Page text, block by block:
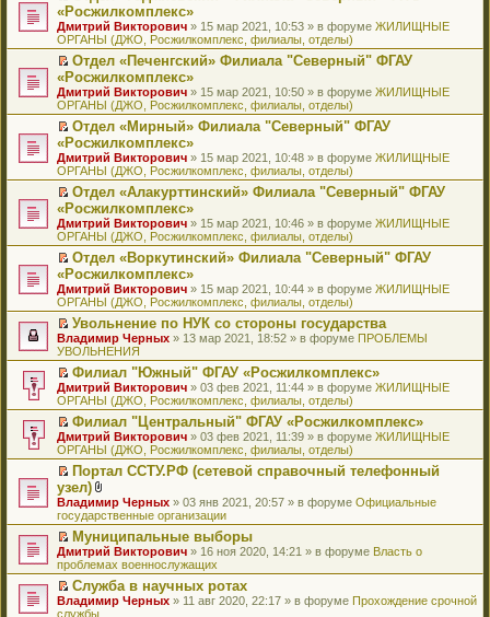
щ
е
н
и
ю
у
с
о
о
б
щ
е
н
и
ю
а
н
н
о
м
у
с
о
о
б
щ
е
н
и
ю
о
ч
и
т
а
н
н
о
м
у
с
о
о
б
щ
е
н
и
ю
н
п
р
о
ч
т
а
н
н
м
у
с
о
б
щ
е
н
ю
р
о
м
у
н
п
р
о
ч
т
а
н
н
м
у
с
о
б
щ
е
н
и
ю
т
к
п
е
р
о
м
у
н
п
р
о
ч
т
а
н
н
м
у
с
о
о
б
щ
е
н
и
ю
П
р
е
й
т
к
п
е
р
о
м
у
н
п
р
о
ч
т
а
н
н
о
м
у
с
о
о
б
щ
е
н
и
ю
«Росжилкомплекс»
Дмитрий Викторович » 15 мар 2021, 10:53 » в форуме ЖИЛИЩНЫЕ
ОРГАНЫ (ДЖО, Росжилкомплекс, филиалы, отделы)
П
р
е
й
т
к
п
е
р
о
м
у
н
п
р
о
ч
и
т
а
н
н
о
м
у
с
о
о
б
щ
е
н
и
ю
Отдел «Печенгский» Филиала "Северный" ФГАУ
«Росжилкомплекс»
Дмитрий Викторович » 15 мар 2021, 10:50 » в форуме ЖИЛИЩНЫЕ
ОРГАНЫ (ДЖО, Росжилкомплекс, филиалы, отделы)
П
р
е
й
т
к
п
е
р
о
м
у
н
е
п
р
о
ч
и
т
а
н
н
о
м
у
с
о
о
б
щ
е
н
и
Отдел «Мирный» Филиала "Северный" ФГАУ
«Росжилкомплекс»
Дмитрий Викторович » 15 мар 2021, 10:48 » в форуме ЖИЛИЩНЫЕ
ОРГАНЫ (ДЖО, Росжилкомплекс, филиалы, отделы)
П
р
е
й
т
к
п
е
р
в
о
м
у
н
е
п
р
о
ч
и
т
а
н
н
о
м
у
с
о
о
Отдел «Алакурттинский» Филиала "Северный" ФГАУ
«Росжилкомплекс»
Дмитрий Викторович » 15 мар 2021, 10:46 » в форуме ЖИЛИЩНЫЕ
ОРГАНЫ (ДЖО, Росжилкомплекс, филиалы, отделы)
П
р
е
й
т
и
к
п
е
р
в
о
м
у
н
е
п
р
о
ч
и
т
а
н
н
о
Отдел «Воркутинский» Филиала "Северный" ФГАУ
«Росжилкомплекс»
Дмитрий Викторович » 15 мар 2021, 10:44 » в форуме ЖИЛИЩНЫЕ
ОРГАНЫ (ДЖО, Росжилкомплекс, филиалы, отделы)
П
е
р
е
й
т
и
к
п
е
р
в
о
м
у
н
е
п
р
о
ч
и
Увольнение по НУК со стороны государства
Владимир Черных » 13 мар 2021, 18:52 » в форуме ПРОБЛЕМЫ
УВОЛЬНЕНИЯ
П
е
р
е
й
т
и
к
п
е
р
в
о
м
у
н
е
п
Филиал "Южный" ФГАУ «Росжилкомплекс»
Дмитрий Викторович » 03 фев 2021, 11:44 » в форуме ЖИЛИЩНЫЕ
ОРГАНЫ (ДЖО, Росжилкомплекс, филиалы, отделы)
П
е
р
й
т
и
к
п
е
р
в
о
м
Филиал "Центральный" ФГАУ «Росжилкомплекс»
Дмитрий Викторович » 03 фев 2021, 11:39 » в форуме ЖИЛИЩНЫЕ
ОРГАНЫ (ДЖО, Росжилкомплекс, филиалы, отделы)
П
е
р
е
й
т
и
к
п
е
р
Портал ССТУ.РФ (сетевой справочный телефонный
узел)
В
л
о
ж
е
н
и
я
Владимир Черных » 03 янв 2021, 20:57 » в форуме Официальные
государственные организации
П
е
р
е
й
т
Муниципальные выборы
Дмитрий Викторович » 16 ноя 2020, 14:21 » в форуме Власть о
проблемах военнослужащих
П
е
Служба в научных ротах
Владимир Черных » 11 авг 2020, 22:17 » в форуме Прохождение срочной
службы